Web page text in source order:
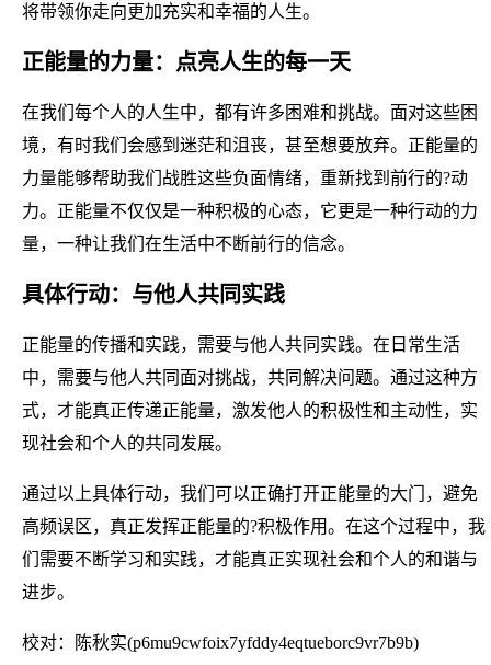
将带领你走向更加充实和幸福的人生。
正能量的力量：点亮人生的每一天
在我们每个人的人生中，都有许多困难和挑战。面对这些困
境，有时我们会感到迷茫和沮丧，甚至想要放弃。正能量的
力量能够帮助我们战胜这些负面情绪，重新找到前行的?动
力。正能量不仅仅是一种积极的心态，它更是一种行动的力
量，一种让我们在生活中不断前行的信念。
具体行动：与他人共同实践
正能量的传播和实践，需要与他人共同实践。在日常生活
中，需要与他人共同面对挑战，共同解决问题。通过这种方
式，才能真正传递正能量，激发他人的积极性和主动性，实
现社会和个人的共同发展。
通过以上具体行动，我们可以正确打开正能量的大门，避免
高频误区，真正发挥正能量的?积极作用。在这个过程中，我
们需要不断学习和实践，才能真正实现社会和个人的和谐与
进步。
校对：陈秋实(p6mu9cwfoix7yfddy4eqtueborc9vr7b9b)